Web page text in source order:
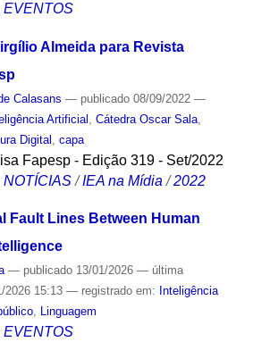
EVENTOS
Almeida para Revista
Calasans — publicado08/09/2022 —
Artificial Cátedra Oscar Sala,
Digital capa
Fapesp - Edição 319 - Set/2022
NOTÍCIAS /IEA na Mídia /2022
Fault Lines Between Human
— publicado13/01/2026 — última
2026 15:13 — registrado em: Inteligência
, Linguagem
EVENTOS